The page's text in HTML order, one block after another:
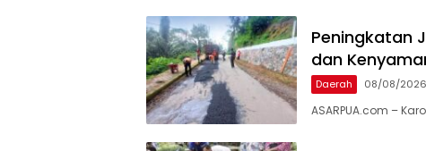
Peningkatan
dan
Daerah 08/08/2026
ASARPUA.com –